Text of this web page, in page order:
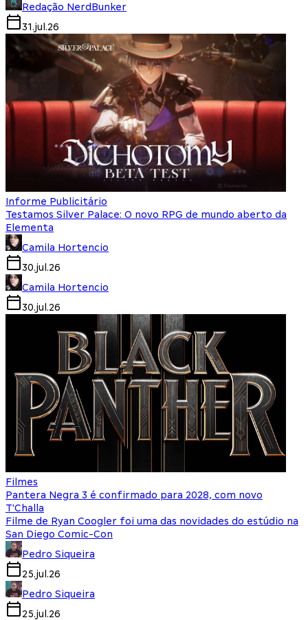
Redação NerdBunker
31.jul.26
Informe Publicitário
Testamos Silver Palace: O novo RPG de mundo aberto da
Elementa
Camila Hortencio
30.jul.26
Camila Hortencio
30.jul.26
Filmes
Pantera Negra 3 é confirmado para 2028, com novo
T'Challa
Filme de Ryan Coogler foi uma das novidades do estúdio na
San Diego Comic-Con
Pedro Siqueira
25.jul.26
Pedro Siqueira
25.jul.26